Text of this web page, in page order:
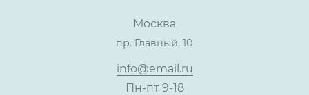
Москва
пр. Главный, 10
info@email.ru
Пн-пт 9-18